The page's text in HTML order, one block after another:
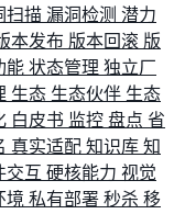
扫描 漏洞检测 潜力
本发布 版本回滚 版
能 状态管理 独立厂
生态 生态伙伴 生态
白皮书 监控 盘点 省
真实适配 知识库 知
交互 硬核能力 视觉
境 私有部署 秒杀 移